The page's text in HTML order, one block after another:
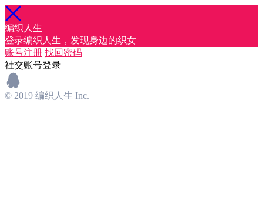
编织人生
登录编织人生，发现身边的织女
账号注册 找回密码
社交账号登录
© 2019 编织人生 Inc.